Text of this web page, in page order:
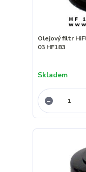
Olejový filtr
03 HF183
Skladem